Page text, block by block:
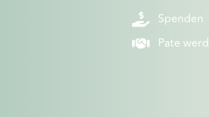
Spenden
Pate